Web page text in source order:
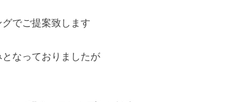
でご提案致します
なっておりましたが